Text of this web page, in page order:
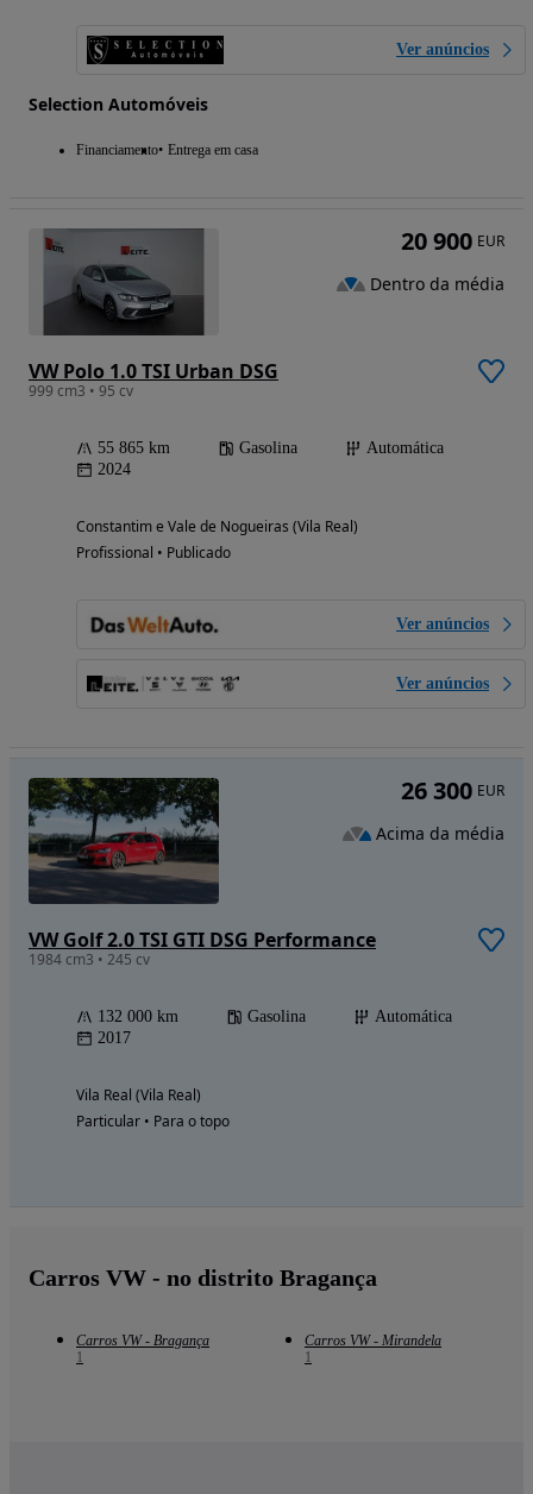
Ver anúncios
Selection Automóveis
Financiamento Entrega em casa
VW Polo 1.0 TSI Urban DSG
999 cm3 • 95 cv
55 865 km Gasolina
Automática
2024
Constantim e Vale de Nogueiras (Vila Real)
Profissional • Publicado
Ver anúncios
Ver anúncios
20 900 EUR
Dentro da média
VW Golf 2.0 TSI GTI DSG Performance
1984 cm3 • 245 cv
132 000 km Gasolina
Automática
2017
Vila Real (Vila Real)
Particular • Para o topo
26 300 EUR
Acima da média
Carros VW - no distrito Bragança
Carros VW - Bragança
1
Carros VW - Mirandela
1